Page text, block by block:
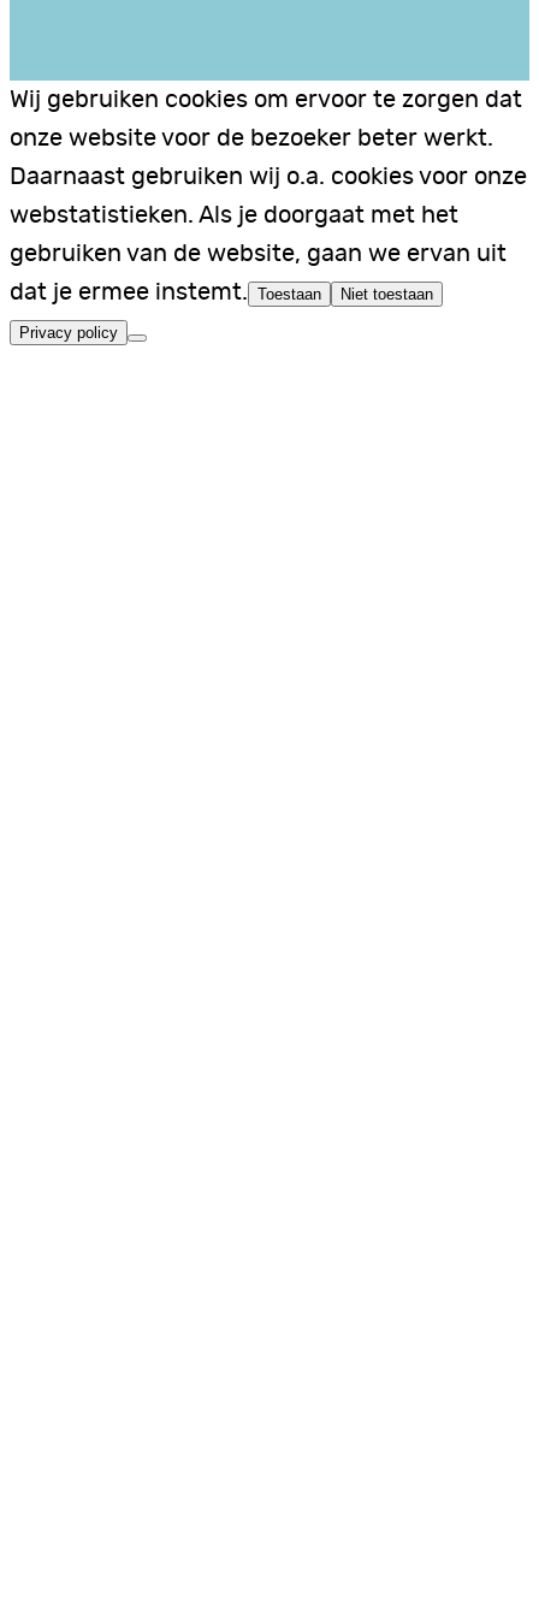
Wij gebruiken cookies om ervoor te zorgen dat
onze website voor de bezoeker beter werkt.
Daarnaast gebruiken wij o.a. cookies voor onze
webstatistieken. Als je doorgaat met het
gebruiken van de website, gaan we ervan uit
dat je ermee instemt. Toestaan Niet toestaan
Privacy policy